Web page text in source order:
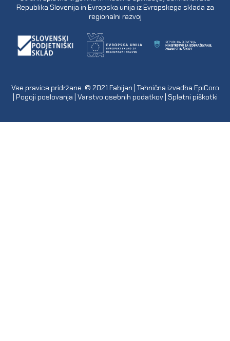
Republika Slovenija in Evropska unija iz Evropskega sklada za
regionalni razvoj
Vse pravice pridržane. © 2021 Fabijan | Tehnična izvedba EpiCoro
Pogoji poslovanja Varstvo osebnih podatkov| Spletni piškotki